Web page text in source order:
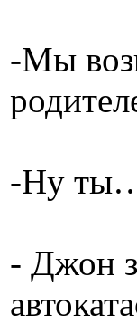
-Мы
-Ну ты…
- Джон